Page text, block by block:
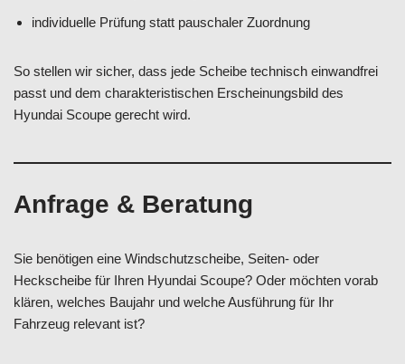
individuelle Prüfung statt pauschaler Zuordnung
So stellen wir sicher, dass jede Scheibe technisch einwandfrei
passt und dem charakteristischen Erscheinungsbild des
Hyundai Scoupe gerecht wird.
Anfrage & Beratung
Sie benötigen eine Windschutzscheibe, Seiten- oder
Heckscheibe für Ihren Hyundai Scoupe? Oder möchten vorab
klären, welches Baujahr und welche Ausführung für Ihr
Fahrzeug relevant ist?